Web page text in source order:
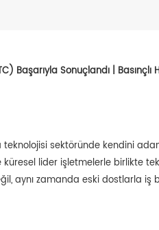
Başarıyla Sonuçlandı |
sektöründe kendini
lider işletmelerle birlikte
aynı zamanda eski dostlarla